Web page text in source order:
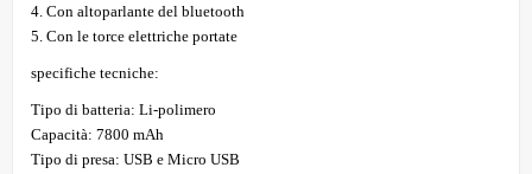
4. Con altoparlante del bluetooth
5. Con le torce elettriche portate
specifiche tecniche:
Tipo di batteria: Li-polimero
Capacità: 7800 mAh
Tipo di presa: USB e Micro USB